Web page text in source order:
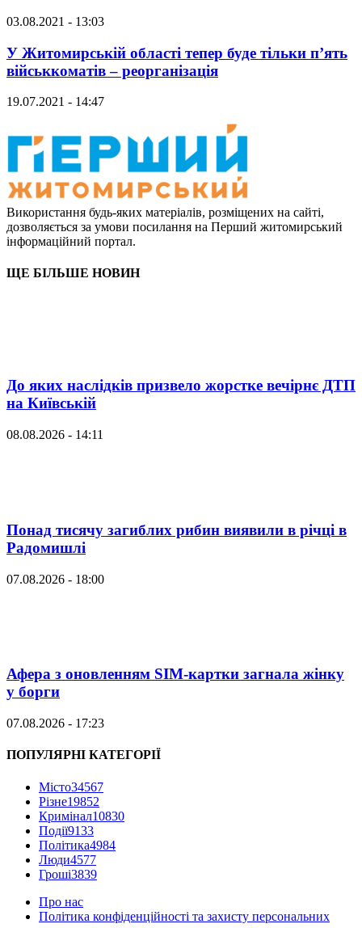
03.08.2021 - 13:03
У Житомирській області тепер буде тільки п’ять
військкоматів – реорганізація
19.07.2021 - 14:47
Використання будь-яких матеріалів, розміщених на сайті,
дозволяється за умови посилання на Перший житомирський
інформаційний портал.
ЩЕ БІЛЬШЕ НОВИН
До яких наслідків призвело жорстке вечірнє ДТП
на Київській
08.08.2026 - 14:11
Понад тисячу загиблих рибин виявили в річці в
Радомишлі
07.08.2026 - 18:00
Афера з оновленням SIM-картки загнала жінку
у борги
07.08.2026 - 17:23
ПОПУЛЯРНІ КАТЕГОРІЇ
Місто34567
Різне19852
Кримінал10830
Події9133
Політика4984
Люди4577
Гроші3839
Про нас
Політика конфіденційності та захисту персональних